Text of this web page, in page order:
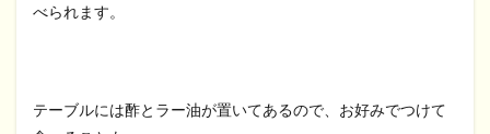
べられます。
テーブルには酢とラー油が置いてあるので、お好みでつけて